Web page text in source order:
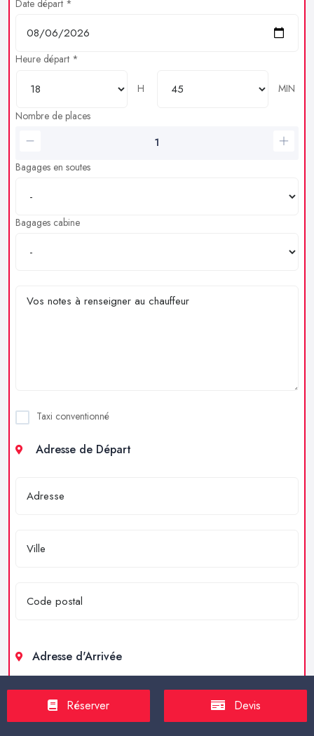
Date départ *
Heure départ *
H
MIN
Nombre de places
Bagages en soutes
Bagages cabine
Taxi conventionné
Adresse de Départ
Adresse d'Arrivée
Réserver Devis